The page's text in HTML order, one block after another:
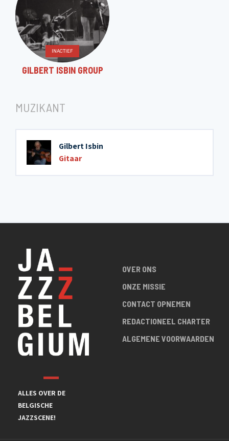
12. Loop
13. Tingsha's
15. Koko
INACTIEF
GILBERT ISBIN GROUP
MUZIKANT
Gilbert Isbin
Gitaar
ALLES OVER DE
BELGISCHE
JAZZSCENE!
OVER ONS
ONZE MISSIE
CONTACT OPNEMEN
REDACTIONEEL CHARTER
ALGEMENE VOORWAARDEN